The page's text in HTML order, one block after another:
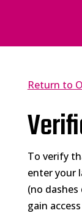
Return to
To verify
enter your
(no
gain